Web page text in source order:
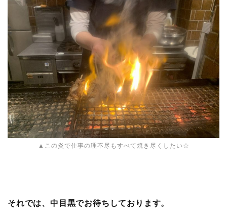
▲この炎で仕事の理不尽もすべて焼き尽くしたい☆
それでは、中目黒でお待ちしております。